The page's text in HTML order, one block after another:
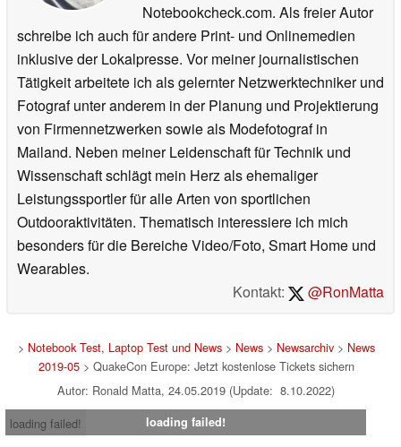
Notebookcheck.com. Als freier Autor
schreibe ich auch für andere Print- und Onlinemedien
inklusive der Lokalpresse. Vor meiner journalistischen
Tätigkeit arbeitete ich als gelernter Netzwerktechniker und
Fotograf unter anderem in der Planung und Projektierung
von Firmennetzwerken sowie als Modefotograf in
Mailand. Neben meiner Leidenschaft für Technik und
Wissenschaft schlägt mein Herz als ehemaliger
Leistungssportler für alle Arten von sportlichen
Outdooraktivitäten. Thematisch interessiere ich mich
besonders für die Bereiche Video/Foto, Smart Home und
Wearables.
Kontakt:
@RonMatta
> Notebook Test, Laptop Test und News> News> Newsarchiv> News
2019-05> QuakeCon Europe: Jetzt kostenlose Tickets sichern
Autor: Ronald Matta, 24.05.2019 (Update: 8.10.2022)
loading failed!
loading failed!